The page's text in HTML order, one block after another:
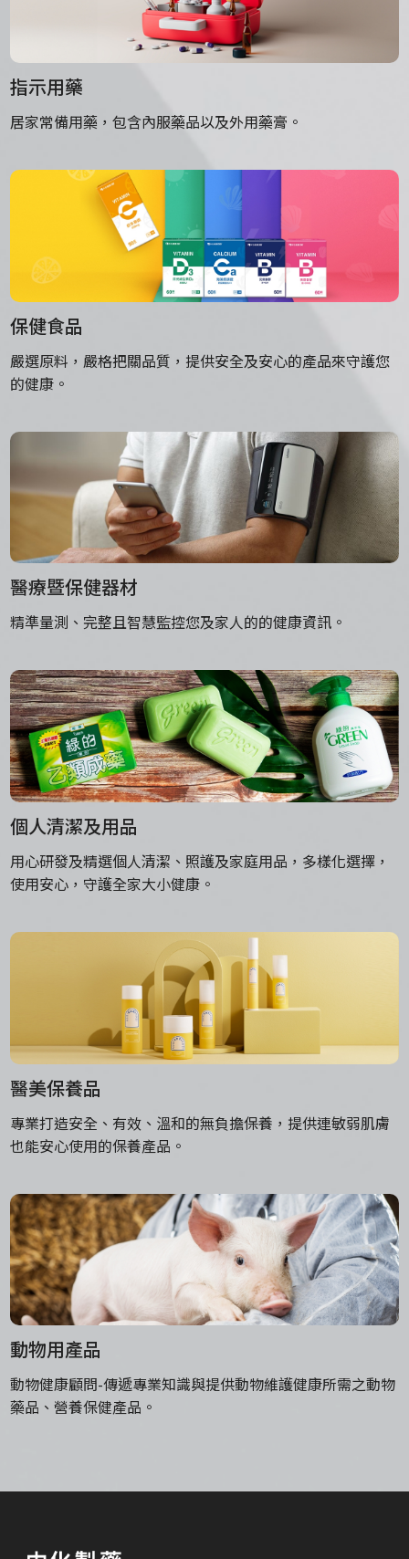
指示用藥
居家常備用藥，包含內服藥品以及外用藥膏。
保健食品
嚴選原料，嚴格把關品質，提供安全及安心的產品來守護您
的健康。
醫療暨保健器材
精準量測、完整且智慧監控您及家人的的健康資訊。
個人清潔及用品
用心研發及精選個人清潔、照護及家庭用品，多樣化選擇，
使用安心，守護全家大小健康。
醫美保養品
專業打造安全、有效、溫和的無負擔保養，提供連敏弱肌膚
也能安心使用的保養產品。
動物用產品
動物健康顧問-傳遞專業知識與提供動物維護健康所需之動物
藥品、營養保健產品。